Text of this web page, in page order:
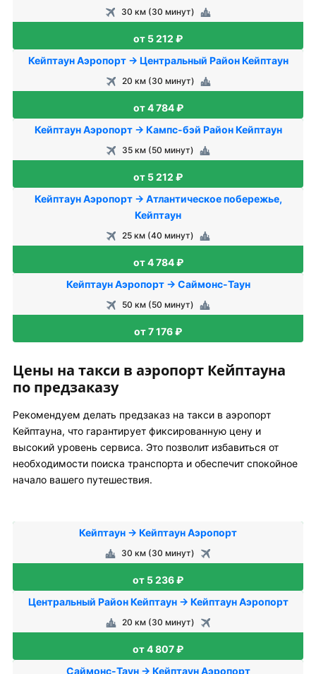
30 км (30 минут)
от 5 212 ₽
Кейптаун Аэропорт → Центральный Район Кейптаун
20 км (30 минут)
от 4 784 ₽
Кейптаун Аэропорт → Кампс-бэй Район Кейптаун
35 км (50 минут)
от 5 212 ₽
Кейптаун Аэропорт → Атлантическое побережье,
Кейптаун
25 км (40 минут)
от 4 784 ₽
Кейптаун Аэропорт → Саймонс-Таун
50 км (50 минут)
от 7 176 ₽
Цены на такси в аэропорт Кейптауна
по предзаказу
Рекомендуем делать предзаказ на такси в аэропорт
Кейптауна, что гарантирует фиксированную цену и
высокий уровень сервиса. Это позволит избавиться от
необходимости поиска транспорта и обеспечит спокойное
начало вашего путешествия.
Кейптаун → Кейптаун Аэропорт
30 км (30 минут)
от 5 236 ₽
Центральный Район Кейптаун → Кейптаун Аэропорт
20 км (30 минут)
от 4 807 ₽
Саймонс-Таун → Кейптаун Аэропорт